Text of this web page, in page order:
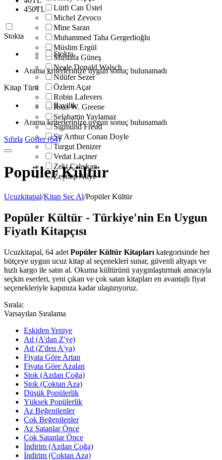
Lütfi Can Üstel
Michel Zevoco
Mine Saran
Muhammed Taha Gergerlioğlu
Müslim Ergül
Mustafa Güneş
Neale Donald Walsch
Nilüfer Sezer
Özlem Açar
Robin Lafevers
Ross W. Greene
Selahattin Yaylamaz
Sigmund Freud
Sir Arthur Conan Doyle
Turgut Denizer
Vedat Laçiner
Zeki Çalışkan
Zeynep Aliye
450TL
Stokta
Stokta
Arama kriterlerinize uygun sonuç bulunamadı
Kitap Türü
Bayilik
Arama kriterlerinize uygun sonuç bulunamadı
Sıfırla Göster (64)
Popüler Kültür
Ucuzkitapal/Kitap Seç Al/Popüler Kültür
Popüler Kültür - Türkiye'nin En Uygun
Fiyatlı Kitapçısı
Ucuzkitapal, 64 adet Popüler Kültür Kitapları kategorisinde her
bütçeye uygun ucuz kitap al seçenekleri sunar, güvenli altyapı ve
hızlı kargo ile satın al. Okuma kültürünü yaygınlaştırmak amacıyla
seçkin eserleri, yeni çıkan ve çok satan kitapları en avantajlı fiyat
seçenekleriyle kapınıza kadar ulaştırıyoruz.
Sırala:
Varsayılan Sıralama
Eskiden Yeniye
Ad (A'dan Z'ye)
Ad (Z'den A'ya)
Fiyata Göre Artan
Fiyata Göre Azalan
Stok (Azdan Çoğa)
Stok (Çoktan Aza)
Düşük Popülerlik
Yüksek Popülerlik
Az Beğenilenler
Çok Beğenilenler
Az Satanlar Önce
Çok Satanlar Önce
İndirim (Azdan Çoğa)
İndirim (Çoktan Aza)